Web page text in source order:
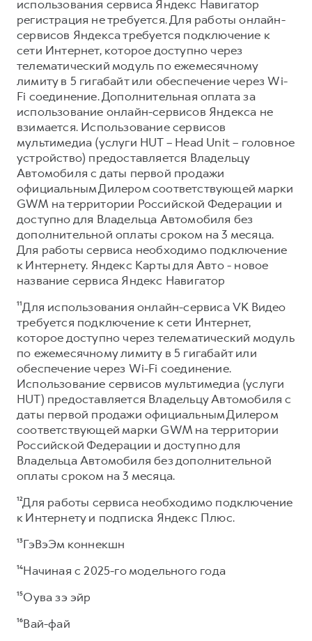
использования сервиса Яндекс Навигатор
регистрация не требуется. Для работы онлайн-
сервисов Яндекса требуется подключение к
сети Интернет, которое доступно через
телематический модуль по ежемесячному
лимиту в 5 гигабайт или обеспечение через Wi-
Fi соединение. Дополнительная оплата за
использование онлайн-сервисов Яндекса не
взимается. Использование сервисов
мультимедиа (услуги HUT – Head Unit – головное
устройство) предоставляется Владельцу
Автомобиля с даты первой продажи
официальным Дилером соответствующей марки
GWM на территории Российской Федерации и
доступно для Владельца Автомобиля без
дополнительной оплаты сроком на 3 месяца.
Для работы сервиса необходимо подключение
к Интернету. Яндекс Карты для Авто - новое
название сервиса Яндекс Навигатор
¹¹Для использования онлайн-сервиса VK Видео
требуется подключение к сети Интернет,
которое доступно через телематический модуль
по ежемесячному лимиту в 5 гигабайт или
обеспечение через Wi-Fi соединение.
Использование сервисов мультимедиа (услуги
HUT) предоставляется Владельцу Автомобиля с
даты первой продажи официальным Дилером
соответствующей марки GWM на территории
Российской Федерации и доступно для
Владельца Автомобиля без дополнительной
оплаты сроком на 3 месяца.
¹²Для работы сервиса необходимо подключение
к Интернету и подписка Яндекс Плюс.
¹³ГэВэЭм коннекшн
¹⁴Начиная с 2025-го модельного года
¹⁵Оува зэ эйр
¹⁶Вай-фай